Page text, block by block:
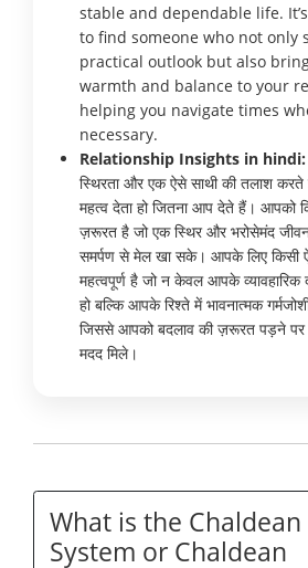
stable and dependable life.
to find someone who not only
practical outlook but also
warmth and balance to your
helping you navigate times
necessary.
Relationship Insights in hindi:
स्थिरता और एक ऐसे साथी की तलाश करते
महत्व देता हो जितना आप देते हैं। आपको
ज़रूरत है जो एक स्थिर और भरोसेमंद
समर्पण से मेल खा सके। आपके लिए किसी
महत्वपूर्ण है जो न केवल आपके व्यावहारिक
हो बल्कि आपके रिश्ते में भावनात्मक
जिससे आपको बदलाव की ज़रूरत पड़ने पर
मदद मिले।
What is the
System or Chaldean